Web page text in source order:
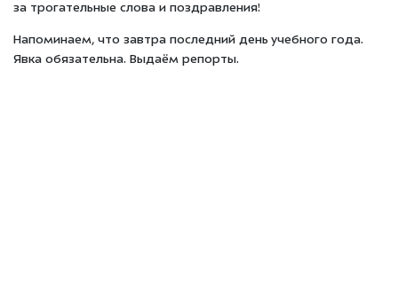
за трогательные слова и поздравления!
Напоминаем, что завтра последний день учебного года.
Явка обязательна. Выдаём репорты.